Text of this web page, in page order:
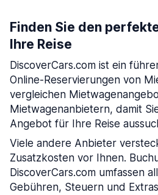
Finden Sie den
Ihre Reise
DiscoverCars.com ist ein
Online-Reservierungen von
vergleichen
Mietwagenanbietern, damit
Angebot für Ihre Reise
Viele andere Anbieter
Zusatzkosten vor Ihnen.
DiscoverCars.com umfassen
Gebühren, Steuern und